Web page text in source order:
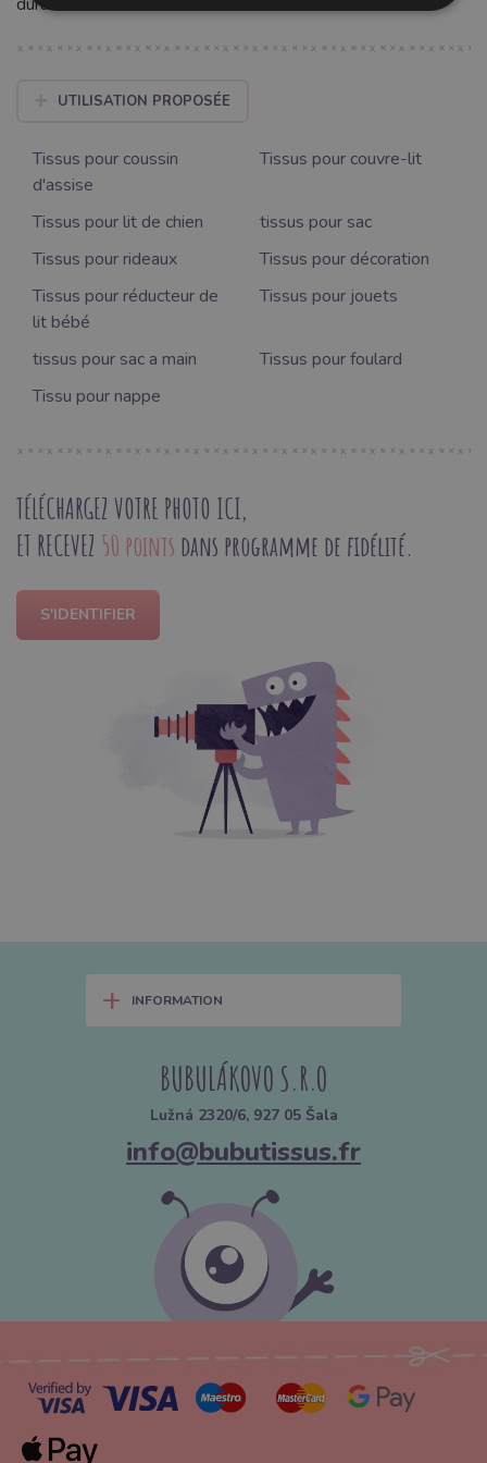
UTILISATION PROPOSÉE
Tissus pour coussin
d'assise
Tissus pour couvre-lit
Tissus pour lit de chien
tissus pour sac
Tissus pour rideaux
Tissus pour décoration
Tissus pour réducteur de
lit bébé
Tissus pour jouets
tissus pour sac a main
Tissus pour foulard
Tissu pour nappe
TÉLÉCHARGEZ VOTRE PHOTO ICI,
ET RECEVEZ 50 points dans programme de fidélité.
S'IDENTIFIER
+ INFORMATION
BUBULÁKOVO S.R.O
Lužná 2320/6, 927 05 Šala
info@bubutissus.fr